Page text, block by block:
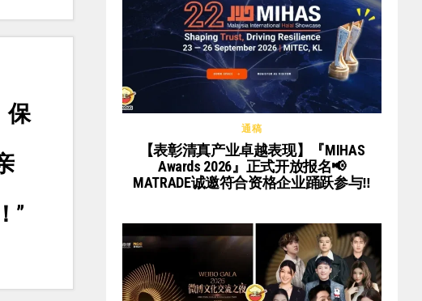
保
”
通稿
【表彰清真产业卓越表现】『MIHAS
Awards 2026』正式开放报名📢
MATRADE诚邀符合资格企业踊跃参与‼️